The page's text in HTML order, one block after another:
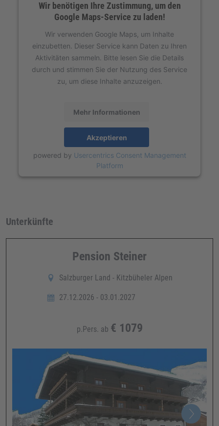
Wir benötigen Ihre Zustimmung, um den
Google Maps-Service zu laden!
Wir verwenden Google Maps, um Inhalte
einzubetten. Dieser Service kann Daten zu Ihren
Aktivitäten sammeln. Bitte lesen Sie die Details
durch und stimmen Sie der Nutzung des Service
zu, um diese Inhalte anzuzeigen.
Mehr Informationen
Akzeptieren
powered by Usercentrics Consent Management
Platform
Unterkünfte
Pension Steiner
Salzburger Land - Kitzbüheler Alpen
27.12.2026 - 03.01.2027
p.Pers. ab € 1079